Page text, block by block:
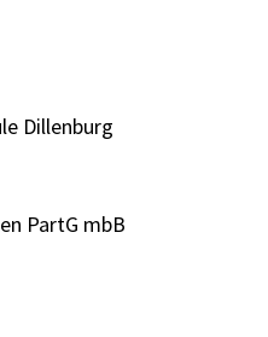
Dillenburg
PartG mbB